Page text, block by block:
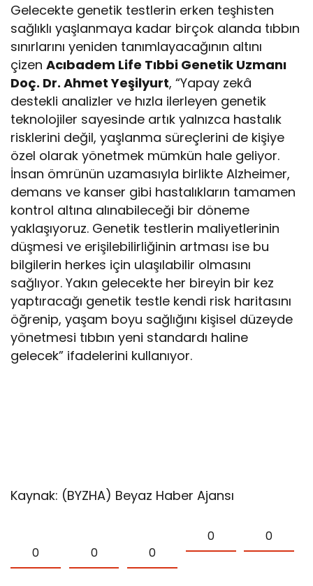
Gelecekte genetik testlerin erken teşhisten
sağlıklı yaşlanmaya kadar birçok alanda tıbbın
sınırlarını yeniden tanımlayacağının altını
çizenAcıbadem Life Tıbbi Genetik Uzmanı
Doç. Dr. Ahmet Yeşilyurt, “Yapay zekâ
destekli analizler ve hızla ilerleyen genetik
teknolojiler sayesinde artık yalnızca hastalık
risklerini değil, yaşlanma süreçlerini de kişiye
özel olarak yönetmek mümkün hale geliyor.
İnsan ömrünün uzamasıyla birlikte Alzheimer,
demans ve kanser gibi hastalıkların tamamen
kontrol altına alınabileceği bir döneme
yaklaşıyoruz. Genetik testlerin maliyetlerinin
düşmesi ve erişilebilirliğinin artması ise bu
bilgilerin herkes için ulaşılabilir olmasını
sağlıyor. Yakın gelecekte her bireyin bir kez
yaptıracağı genetik testle kendi risk haritasını
öğrenip, yaşam boyu sağlığını kişisel düzeyde
yönetmesi tıbbın yeni standardı haline
gelecek” ifadelerini kullanıyor.
Kaynak: (BYZHA) Beyaz Haber Ajansı
0 0 0
0 0